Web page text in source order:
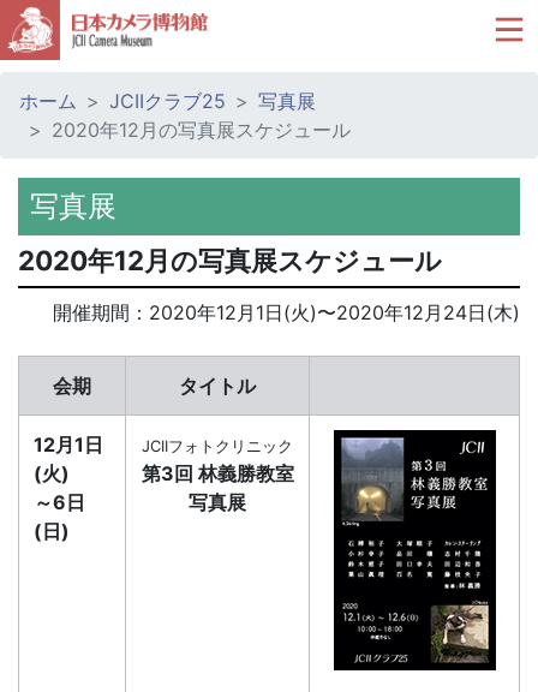
ホーム JCIIクラブ25
写真展
2020年12月の写真展スケジュール
写真展
2020年12月の写真展スケジュール
開催期間： 2020年12月1日(火)〜2020年12月24日(木)
会期 タイトル
12月1日
(火)
～6日
(日)
JCIIフォトクリニック
第3回 林義勝教室
写真展